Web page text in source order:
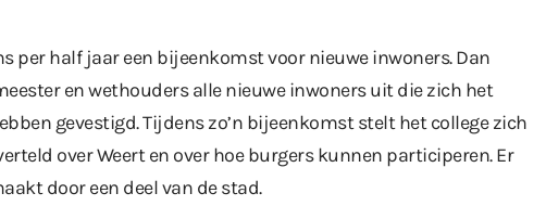
per half jaar een bijeenkomst voor nieuwe inwoners. Dan
en wethouders alle nieuwe inwoners uit die zich het
gevestigd. Tijdens zo’n bijeenkomst stelt het college zich
over Weert en over hoe burgers kunnen participeren. Er
door een deel van de stad.